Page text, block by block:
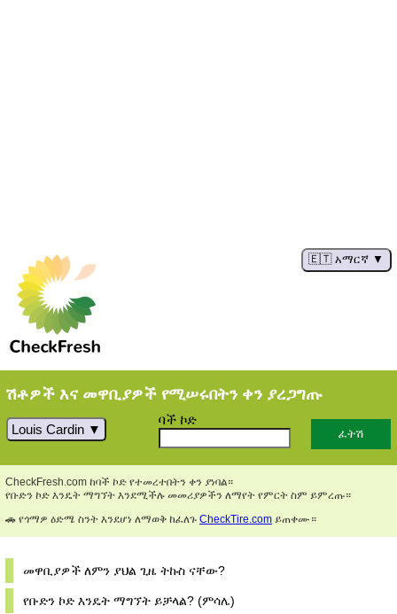
🇪🇹 አማርኛ
ሽቶዎች እና መዋቢያዎች የሚሠሩበትን ቀን ያረጋግጡ
Louis Cardin
ባች ኮድ
CheckFresh.com ከባች ኮድ የተመረተበትን ቀን ያነባል።
የቡድን ኮድ እንዴት ማግኘት እንደሚችሉ መመሪያዎችን ለማየት የምርት ስም ይምረጡ።
🚗 የጎማዎ ዕድሜ ስንት እንደሆነ ለማወቅ ከፈለጉ CheckTire.com ይጠቀሙ።
መዋቢያዎች ለምን ያህል ጊዜ ትኩስ ናቸው?
የቡድን ኮድ እንዴት ማግኘት ይቻላል? (ምሳሌ)